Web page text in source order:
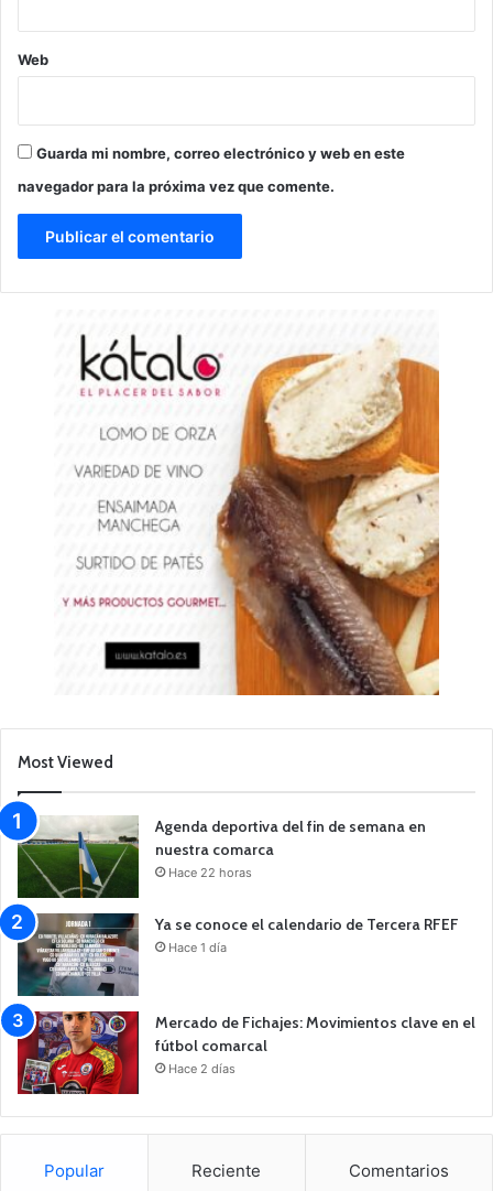
Web
Guarda mi nombre, correo electrónico y web en este
navegador para la próxima vez que comente.
Most Viewed
Agenda deportiva del fin de semana en
nuestra comarca
Hace 22 horas
Ya se conoce el calendario de Tercera RFEF
Hace 1 día
Mercado de Fichajes: Movimientos clave en el
fútbol comarcal
Hace 2 días
Popular Reciente Comentarios